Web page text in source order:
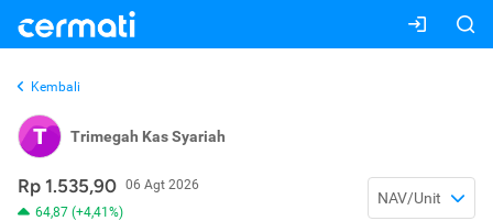
Kembali
T Trimegah Kas Syariah
Rp 1.535,90 06 Agt 2026
64,87 (+4,41%)
NAV/Unit